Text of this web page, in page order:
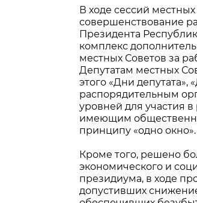
В ходе сессий
совершенствование
Президента
комплекс
местных Советов за
Депутатам местных
этого «Дни
распорядительным
уровней для участия
имеющим
принципу «одно окно».
Кроме того, решено
экономического и
президиума, в ходе
допустивших